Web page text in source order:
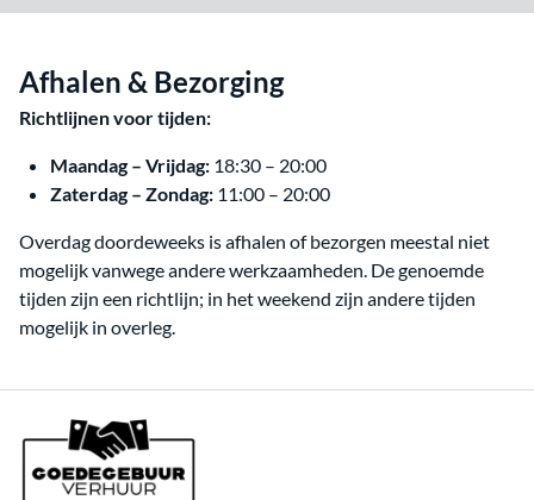
Afhalen & Bezorging
Richtlijnen voor tijden:
Maandag – Vrijdag: 18:30 – 20:00
Zaterdag – Zondag: 11:00 – 20:00
Overdag doordeweeks is afhalen of bezorgen meestal niet
mogelijk vanwege andere werkzaamheden. De genoemde
tijden zijn een richtlijn; in het weekend zijn andere tijden
mogelijk in overleg.